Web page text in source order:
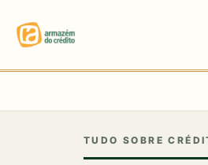
TUDO SOBRE